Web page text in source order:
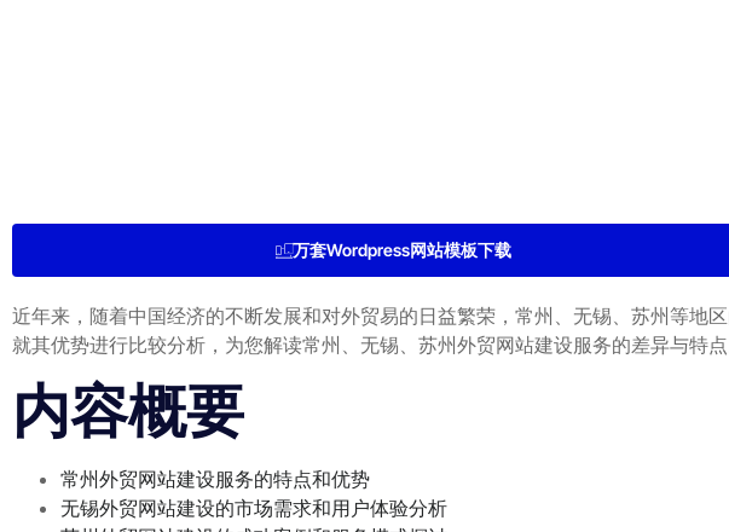
万套Wordpress网站模板下载
近年来，随着中国经济的不断发展和对外贸易的日益繁荣，常州、无锡、苏州等
就其优势进行比较分析，为您解读常州、无锡、苏州外贸网站建设服务的差异与特点
内容概要
常州外贸网站建设服务的特点和优势
无锡外贸网站建设的市场需求和用户体验分析